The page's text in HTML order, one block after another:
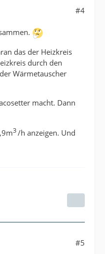
#4
das der Heizkreis
durch den
Wärmetauscher
macht. Dann
3/h anzeigen. Und
#5